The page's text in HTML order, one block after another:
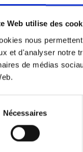
Web utilise des
nous
et d'analyser notre
de médias
Nécessaires